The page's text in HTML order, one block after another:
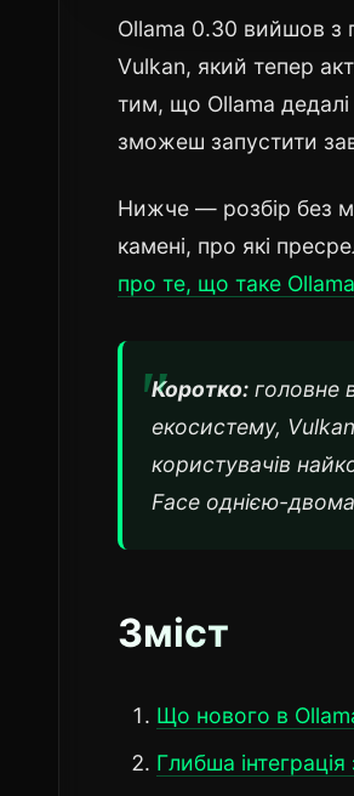
Ollama 0.30 вийшов з
Vulkan, який тепер
тим, що Ollama дедалі
зможеш запустити
Нижче — розбір без
камені, про які
про те, що таке
Коротко: головне
екосистему,
користувачів
Face однією-
Зміст
Що нового в
Глибша